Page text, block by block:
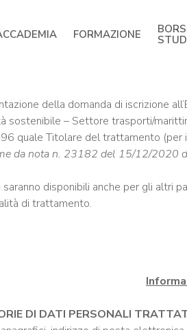
FORMAZIONE
della domanda di iscrizione
sostenibile – Settore trasporti/
quale Titolare del trattamento (per
da nota n. 23182 del 15/12/2020
disponibili anche per gli altri
di trattamento.
DI DATI PERSONALI